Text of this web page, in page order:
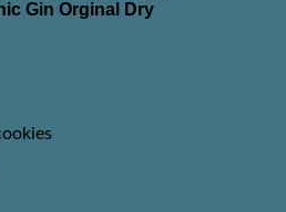
Gin Orginal Dry